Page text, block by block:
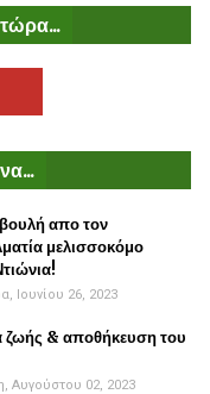
απο τον
μελισσοκόμο
Ιουνίου 26, 2023
ζωής & αποθήκευση του
Αυγούστου 02, 2023